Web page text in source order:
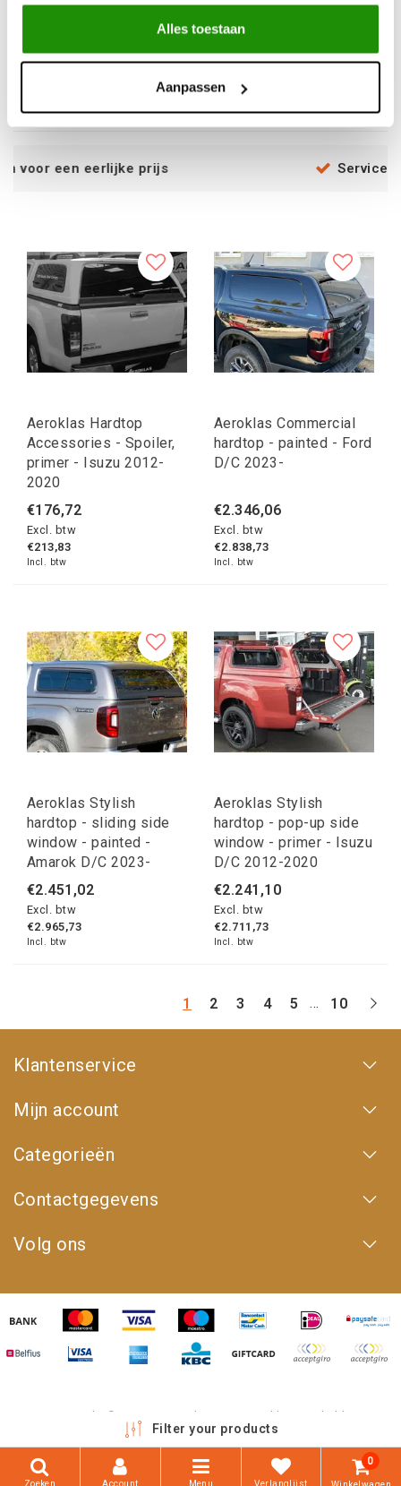
Alles toestaan
Aanpassen
window - without
central locking - V7V7;
LK6A ontario green -
Volkswagen D/C 2010-
€2.259,65
Incl. btw
window - without
central locking - primer
- Toyota D/C 2005-
2015
€2.136,14
€2.584,73
Incl. btw
prijs Service na verkoop
Aeroklas Hardtop
Accessories - Spoiler,
primer - Isuzu 2012-
2020
€176,72
Excl. btw
€213,83
Incl. btw
Aeroklas Commercial
hardtop - painted - Ford
D/C 2023-
€2.346,06
Excl. btw
€2.838,73
Incl. btw
Aeroklas Stylish
hardtop - sliding side
window - painted -
Amarok D/C 2023-
€2.451,02
Excl. btw
€2.965,73
Incl. btw
Aeroklas Stylish
hardtop - pop-up side
window - primer - Isuzu
D/C 2012-2020
€2.241,10
Excl. btw
€2.711,73
Incl. btw
1 2 3 4 5 ... 10
Klantenservice
Mijn account
Categorieën
Contactgegevens
Volg ons
Copyright © 2026 - 4WD Shop | Powered by emarkable
Filter your products
Zoeken Account Menu Verlanglijst
0